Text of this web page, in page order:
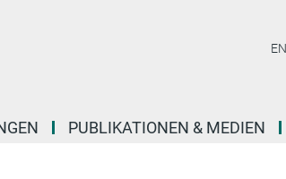
PUBLIKATIONEN & MEDIEN